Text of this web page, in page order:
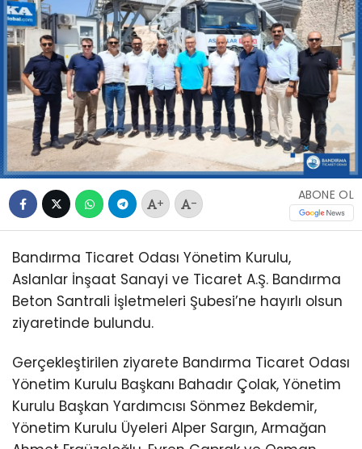
+ -
ABONE OL
Bandırma Ticaret Odası Yönetim Kurulu,
Aslanlar İnşaat Sanayi ve Ticaret A.Ş. Bandırma
Beton Santrali İşletmeleri Şubesi’ne hayırlı olsun
ziyaretinde bulundu.
Gerçekleştirilen ziyarete Bandırma Ticaret Odası
Yönetim Kurulu Başkanı Bahadır Çolak, Yönetim
Kurulu Başkan Yardımcısı Sönmez Bekdemir,
Yönetim Kurulu Üyeleri Alper Sargın, Armağan